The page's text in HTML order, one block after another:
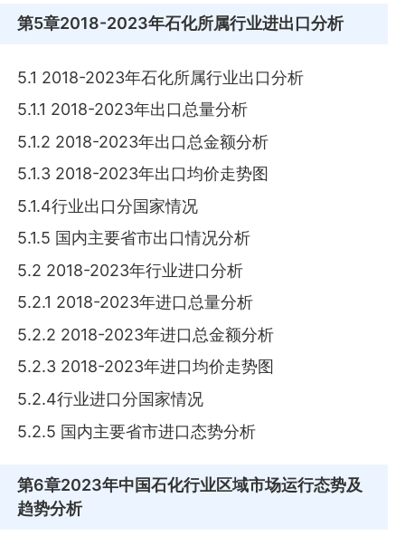
第5章2018-2023年石化所属行业进出口分析
5.1 2018-2023年石化所属行业出口分析
5.1.1 2018-2023年出口总量分析
5.1.2 2018-2023年出口总金额分析
5.1.3 2018-2023年出口均价走势图
5.1.4行业出口分国家情况
5.1.5 国内主要省市出口情况分析
5.2 2018-2023年行业进口分析
5.2.1 2018-2023年进口总量分析
5.2.2 2018-2023年进口总金额分析
5.2.3 2018-2023年进口均价走势图
5.2.4行业进口分国家情况
5.2.5 国内主要省市进口态势分析
第6章2023年中国石化行业区域市场运行态势及
趋势分析